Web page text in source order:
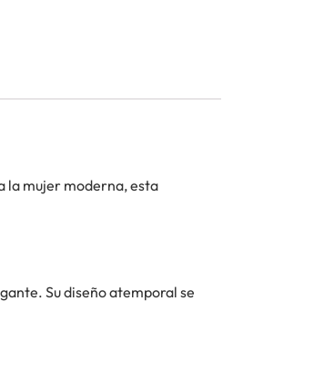
la mujer moderna, esta
Su diseño atemporal se